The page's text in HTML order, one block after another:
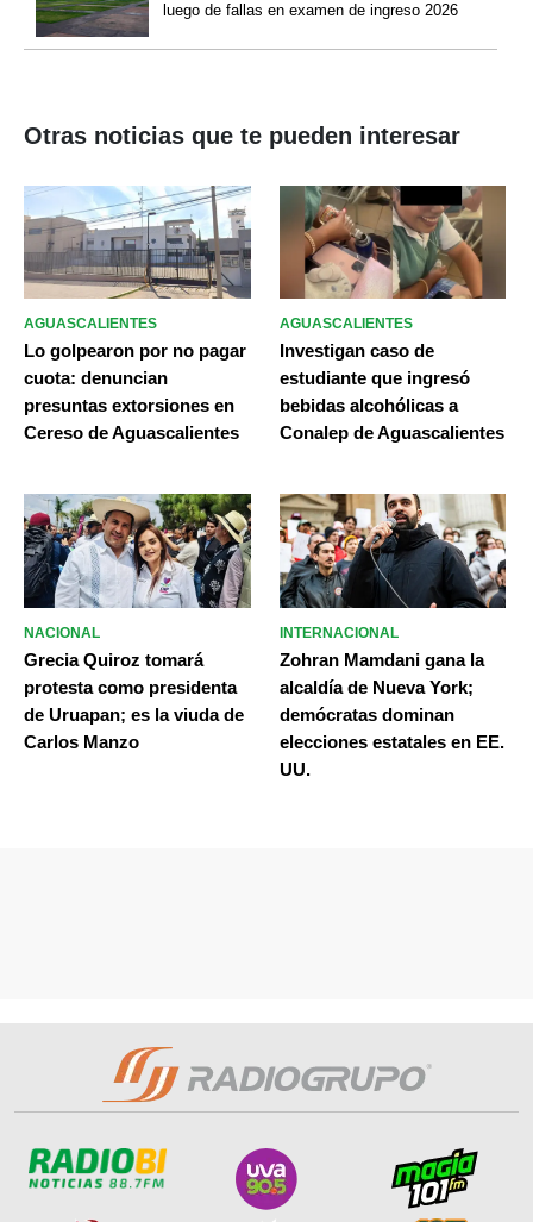
luego de fallas en examen de ingreso 2026
Otras noticias que te pueden interesar
AGUASCALIENTES
Lo golpearon por no pagar
cuota: denuncian
presuntas extorsiones en
Cereso de Aguascalientes
AGUASCALIENTES
Investigan caso de
estudiante que ingresó
bebidas alcohólicas a
Conalep de Aguascalientes
NACIONAL
Grecia Quiroz tomará
protesta como presidenta
de Uruapan; es la viuda de
Carlos Manzo
INTERNACIONAL
Zohran Mamdani gana la
alcaldía de Nueva York;
demócratas dominan
elecciones estatales en EE.
UU.